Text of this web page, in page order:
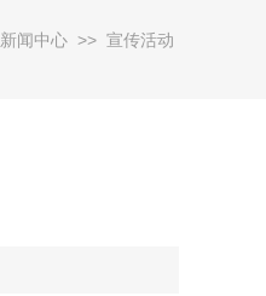
新闻中心 >> 宣传活动